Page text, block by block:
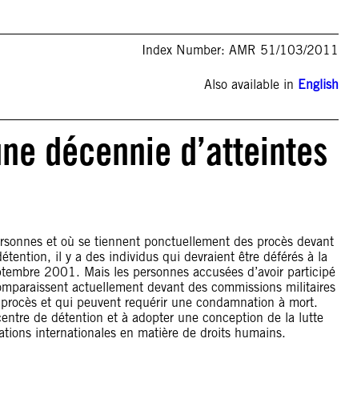
Index Number: AMR 51/103/2011
Also available in English
décennie d’atteintes
et où se tiennent ponctuellement des procès devant
il y a des individus qui devraient être déférés à la
2001. Mais les personnes accusées d’avoir participé
actuellement devant des commissions militaires
et qui peuvent requérir une condamnation à mort.
de détention et à adopter une conception de la lutte
internationales en matière de droits humains.